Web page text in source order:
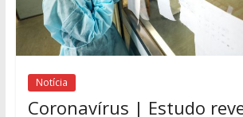
Notícia
Coronavírus | Estudo